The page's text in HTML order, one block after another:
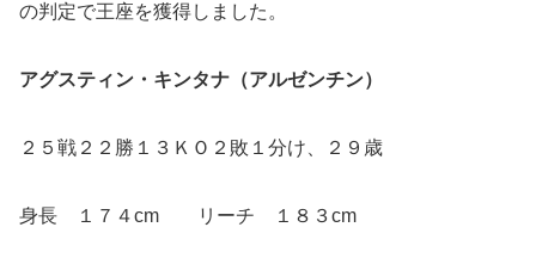
の判定で王座を獲得しました。
アグスティン・キンタナ（アルゼンチン）
２５戦２２勝１３ＫＯ２敗１分け、２９歳
身長 １７４cm リーチ １８３cm